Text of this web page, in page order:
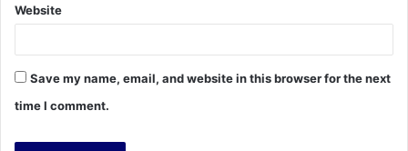
Website
Save my name, email, and website in this browser for the next
time I comment.